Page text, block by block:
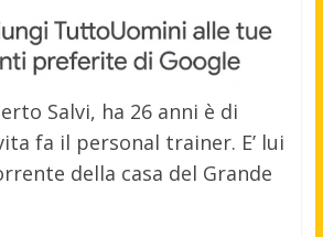
Salvi, ha 26 anni è di
fa il personal trainer. E’ lui
della casa del Grande